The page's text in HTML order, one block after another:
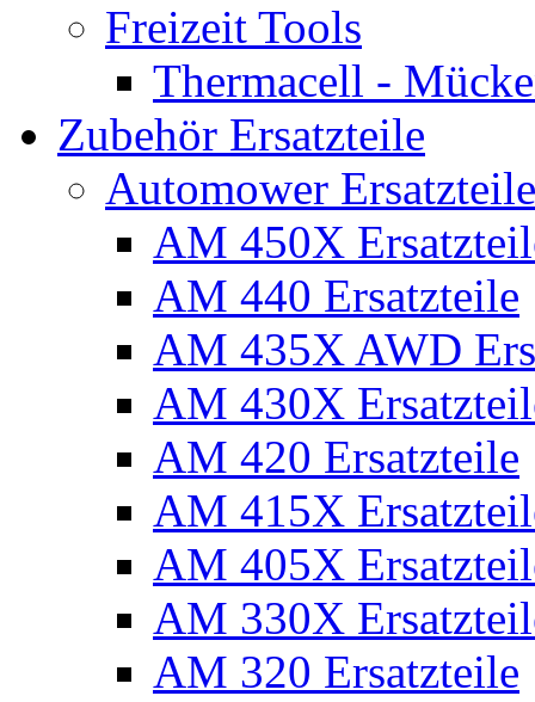
Freizeit Tools
Thermacell -
Zubehör Ersatzteile
Automower
AM 450X
AM 440 Ersatzteile
AM 435X AWD
AM 430X
AM 420 Ersatzteile
AM 415X
AM 405X
AM 330X
AM 320 Ersatzteile